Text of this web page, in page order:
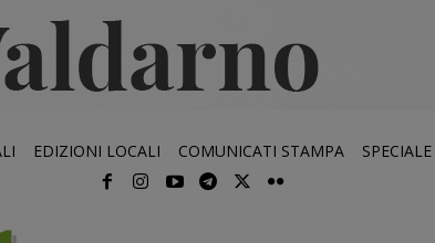
EDIZIONI LOCALI COMUNICATI STAMPA